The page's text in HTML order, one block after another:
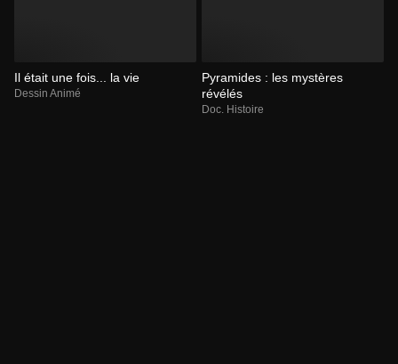
Il était une fois... la vie
Dessin Animé
Pyramides : les mystères
révélés
Doc. Histoire